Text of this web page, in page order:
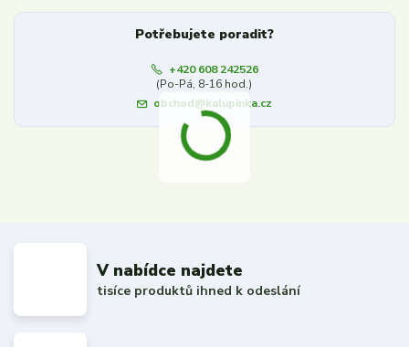
Potřebujete poradit?
+420 608 242526
(Po-Pá, 8-16 hod.)
obchod@kalupinka.cz
V nabídce najdete
tisíce produktů ihned k odeslání